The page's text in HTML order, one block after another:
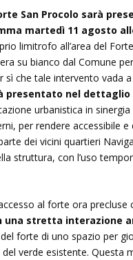
San Procolo sarà
martedì 11 agosto
limitrofo all’area del
su bianco dal Comune
che tale intervento vada
presentato nel
urbanistica in
per rendere accessibile e
dei vicini quartieri
struttura, con l’uso
al forte ora precluse
una stretta interazione
del forte di uno spazio per
verde esistente. Questa